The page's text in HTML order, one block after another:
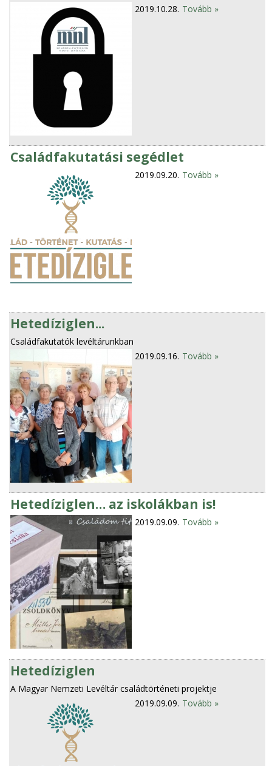
2019.10.28. Tovább »
Családfakutatási segédlet
2019.09.20. Tovább »
Hetedíziglen...
Családfakutatók levéltárunkban
2019.09.16. Tovább »
Hetedíziglen… az iskolákban is!
2019.09.09. Tovább »
Hetedíziglen
A Magyar Nemzeti Levéltár családtörténeti projektje
2019.09.09. Tovább »